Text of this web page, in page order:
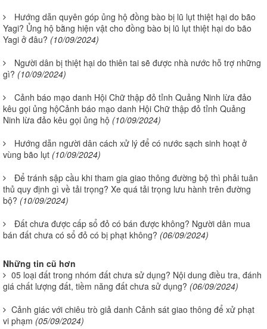
Hướng dẫn quyên góp ủng hộ đồng bào bị lũ lụt thiệt hại do bão
Yagi? Ủng hộ bằng hiện vật cho đồng bào bị lũ lụt thiệt hại do bão
Yagi ở đâu? (10/09/2024)
Người dân bị thiệt hại do thiên tai sẽ được nhà nước hỗ trợ những
gì? (10/09/2024)
Cảnh báo mạo danh Hội Chữ thập đỏ tỉnh Quảng Ninh lừa đảo
kêu gọi ủng hộCảnh báo mạo danh Hội Chữ thập đỏ tỉnh Quảng
Ninh lừa đảo kêu gọi ủng hộ (10/09/2024)
Hướng dẫn người dân cách xử lý để có nước sạch sinh hoạt ở
vùng bão lụt (10/09/2024)
Để tránh sập cầu khi tham gia giao thông đường bộ thì phải tuân
thủ quy định gì về tải trọng? Xe quá tải trọng lưu hành trên đường
bộ? (10/09/2024)
Đất chưa được cấp sổ đỏ có bán được không? Người dân mua
bán đất chưa có sổ đỏ có bị phạt không? (06/09/2024)
Những tin cũ hơn
05 loại đất trong nhóm đất chưa sử dụng? Nội dung điều tra, đánh
giá chất lượng đất, tiềm năng đất chưa sử dụng? (06/09/2024)
Cảnh giác với chiêu trò giả danh Cảnh sát giao thông để xử phạt
vi phạm (05/09/2024)